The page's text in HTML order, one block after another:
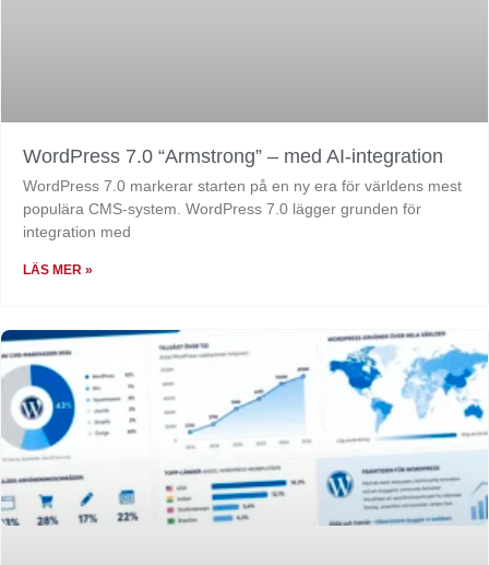
WordPress 7.0 “Armstrong” – med AI-integration
WordPress 7.0 markerar starten på en ny era för världens mest
populära CMS-system. WordPress 7.0 lägger grunden för
integration med
LÄS MER »